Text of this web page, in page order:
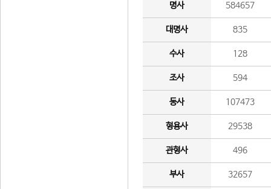
명사 584657
대명사 835
수사 128
조사 594
동사 107473
형용사 29538
관형사 496
부사 32657